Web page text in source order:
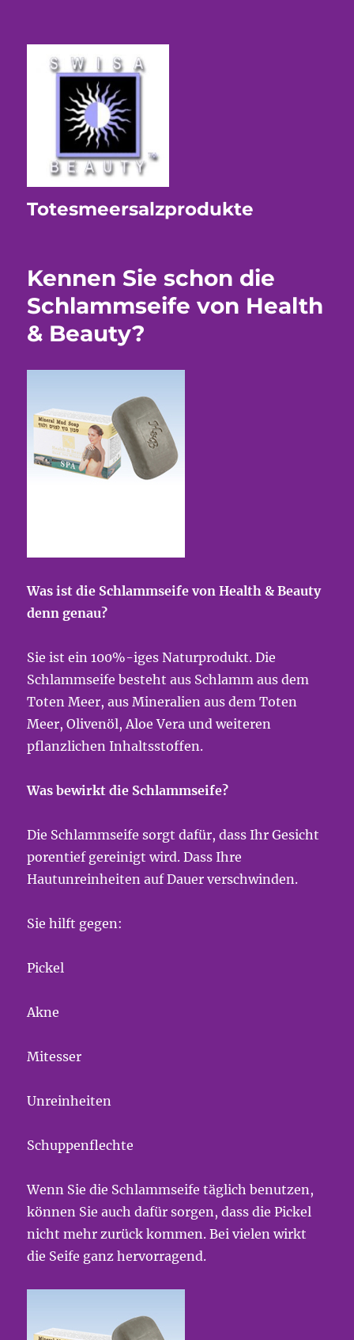
Totesmeersalzprodukte
Kennen Sie schon die
Schlammseife von Health
& Beauty?
Was ist die Schlammseife von Health & Beauty
denn genau?
Sie ist ein 100%-iges Naturprodukt. Die
Schlammseife besteht aus Schlamm aus dem
Toten Meer, aus Mineralien aus dem Toten
Meer, Olivenöl, Aloe Vera und weiteren
pflanzlichen Inhaltsstoffen.
Was bewirkt die Schlammseife?
Die Schlammseife sorgt dafür, dass Ihr Gesicht
porentief gereinigt wird. Dass Ihre
Hautunreinheiten auf Dauer verschwinden.
Sie hilft gegen:
Pickel
Akne
Mitesser
Unreinheiten
Schuppenflechte
Wenn Sie die Schlammseife täglich benutzen,
können Sie auch dafür sorgen, dass die Pickel
nicht mehr zurück kommen. Bei vielen wirkt
die Seife ganz hervorragend.